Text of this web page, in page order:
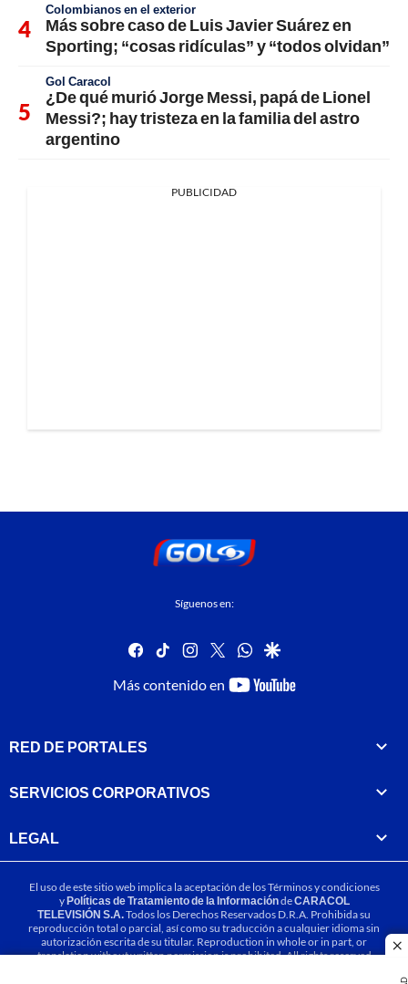
Colombianos en el exterior
Más sobre caso de Luis Javier Suárez en
Sporting; “cosas ridículas” y “todos olvidan”
Gol Caracol
¿De qué murió Jorge Messi, papá de Lionel
Messi?; hay tristeza en la familia del astro
argentino
PUBLICIDAD
Síguenos en:
facebook
tiktok instagram
twitterwhatsapp
google
Más contenido en
youtube-
RED DE PORTALES
SERVICIOS CORPORATIVOS
LEGAL
El uso de este sitio web implica la aceptación de losTérminos y condiciones
yPolíticas de Tratamiento de la InformacióndeCARACOL
TELEVISIÓN S.A.Todos los Derechos Reservados D.R.A. Prohibida su
reproducción total o parcial, así como su traducción a cualquier idioma sin
autorización escrita de su titular. Reproduction in whole or in part, or
translation without written permission is prohibited. All rights reserved